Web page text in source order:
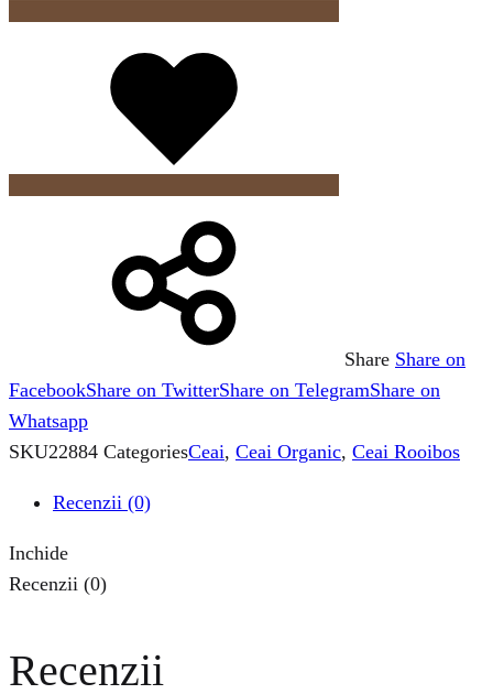
Share Share on
FacebookShare on TwitterShare on TelegramShare on
Whatsapp
SKU22884 CategoriesCeai, Ceai Organic, Ceai Rooibos
Recenzii (0)
Inchide
Recenzii (0)
Recenzii